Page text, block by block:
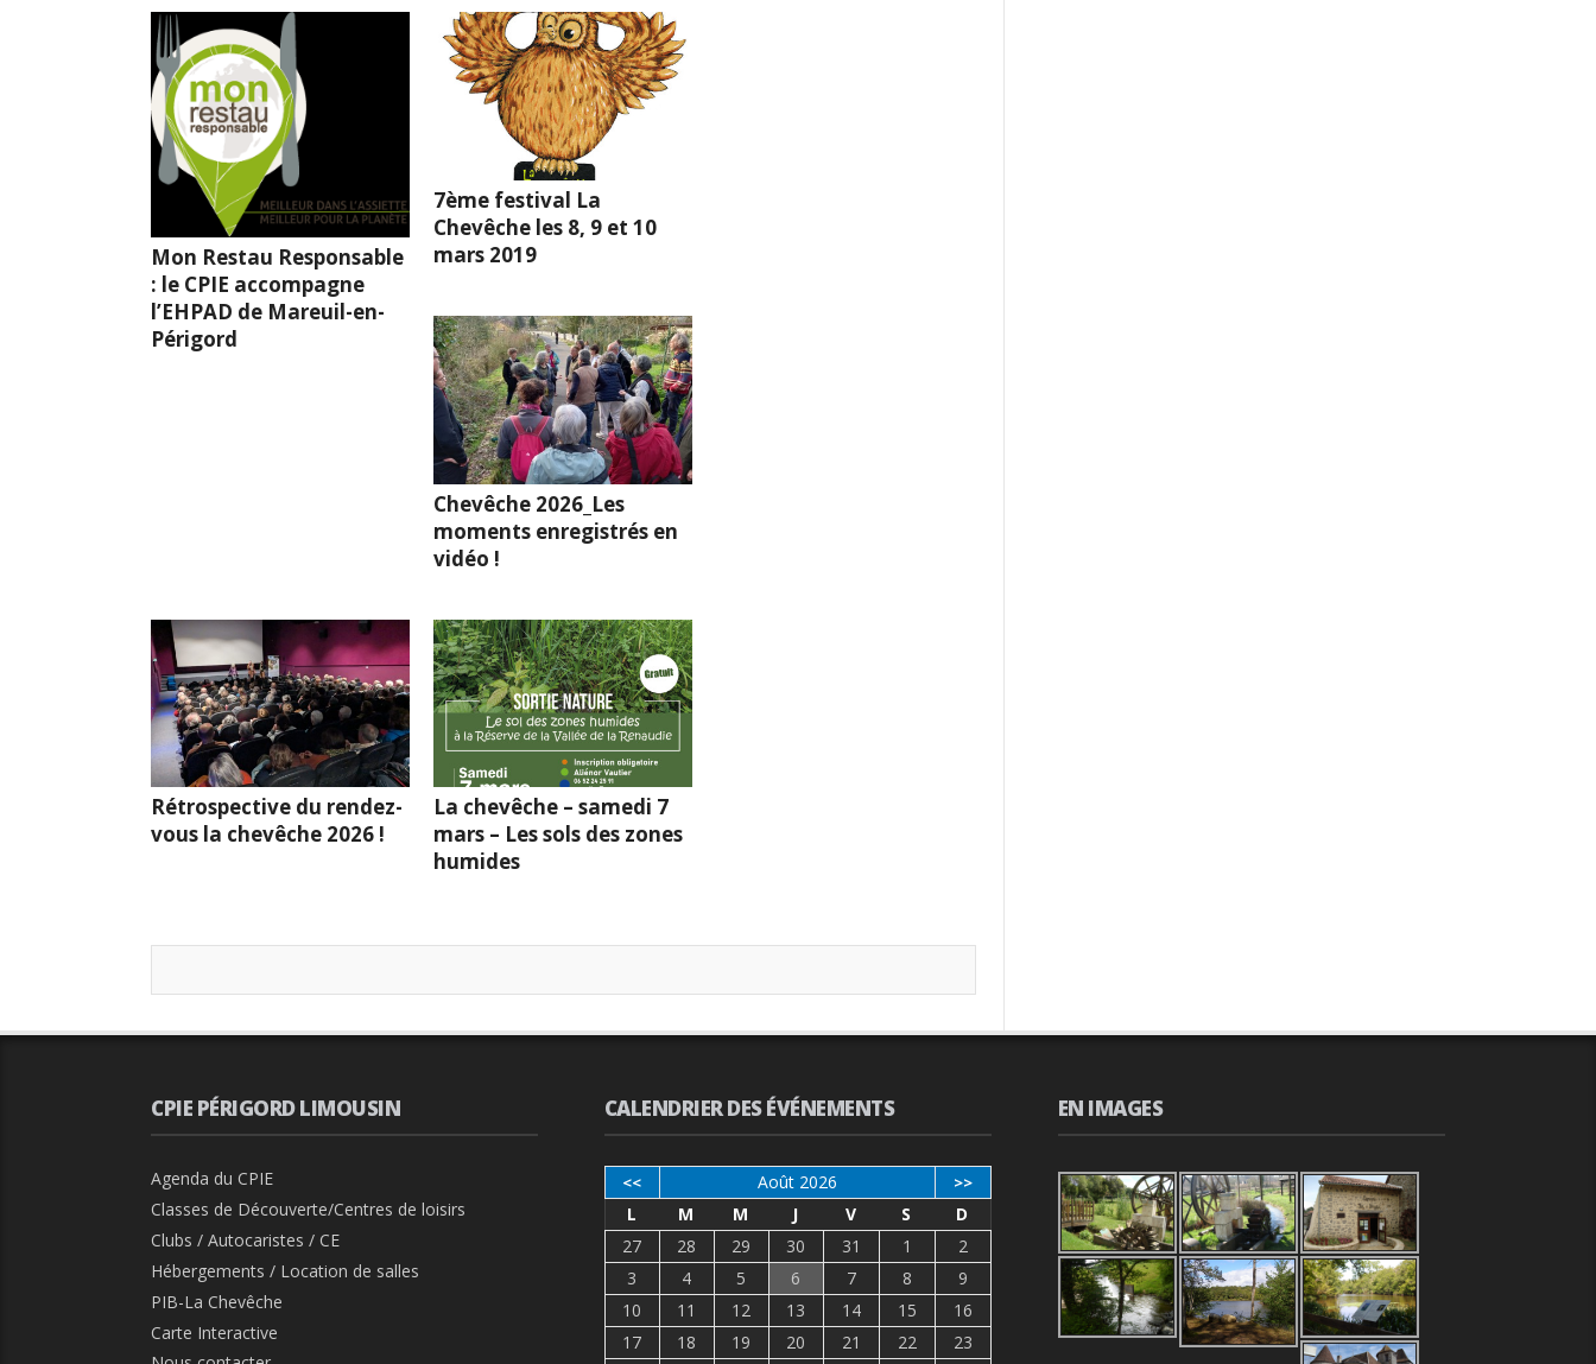
Mon Restau Responsable
: le CPIE accompagne
l’EHPAD de Mareuil-en-
Périgord
7ème festival La
Chevêche les 8, 9 et 10
mars 2019
Chevêche 2026_Les
moments enregistrés en
vidéo !
Rétrospective du rendez-
vous la chevêche 2026 !
La chevêche – samedi 7
mars – Les sols des zones
humides
CPIE PÉRIGORD LIMOUSIN
Agenda du CPIE
Classes de Découverte/Centres de loisirs
Clubs / Autocaristes / CE
Hébergements / Location de salles
PIB-La Chevêche
Carte Interactive
CALENDRIER DES ÉVÉNEMENTS
<< Août 2026 >>
L M M J V S
D
27
28 29 30 31 1
2
3
4 5 6 7 8
9
10
11 12 13 14 15
16
17
18 19 20 21 22
23
EN IMAGES